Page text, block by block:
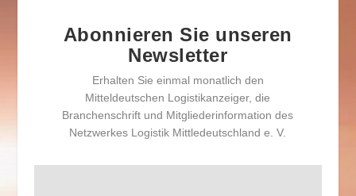
Abonnieren Sie unseren
Newsletter
Erhalten Sie einmal monatlich den
Mitteldeutschen Logistikanzeiger, die
Branchenschrift und Mitgliederinformation des
Netzwerkes Logistik Mittledeutschland e. V.